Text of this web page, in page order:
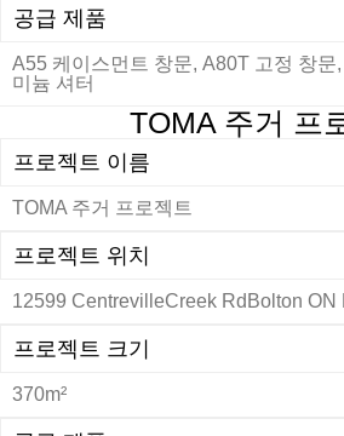
공급 제품
A55 케이스먼트 창문, A80T 고정 창문
미늄 셔터
TOMA 주거 프
프로젝트 이름
TOMA 주거 프로젝트
프로젝트 위치
12599 CentrevilleCreek RdBolton ON
프로젝트 크기
370m²